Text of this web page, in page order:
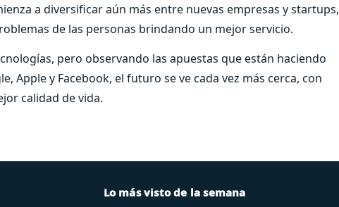
a diversificar aún más entre nuevas empresas y startups,
de las personas brindando un mejor servicio.
pero observando las apuestas que están haciendo
Apple y Facebook, el futuro se ve cada vez más cerca, con
calidad de vida.
Lo más visto de la semana